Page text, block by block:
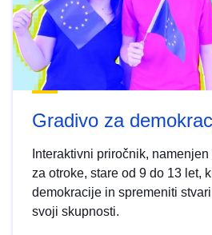
Gradivo za
Interaktivni priročnik,
za otroke, stare od 9 do 13 let,
demokracije in spremeniti
svoji skupnosti.